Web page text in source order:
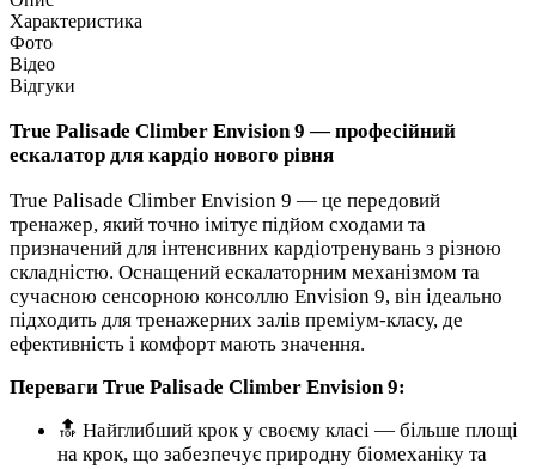
Характеристика
Фото
Відео
Відгуки
True Palisade Climber Envision 9 — професійний
ескалатор для кардіо нового рівня
True Palisade Climber Envision 9 — це передовий
тренажер, який точно імітує підйом сходами та
призначений для інтенсивних кардіотренувань з різною
складністю. Оснащений ескалаторним механізмом та
сучасною сенсорною консоллю Envision 9, він ідеально
підходить для тренажерних залів преміум-класу, де
ефективність і комфорт мають значення.
Переваги True Palisade Climber Envision 9:
🔝 Найглибший крок у своєму класі — більше площі
на крок, що забезпечує природну біомеханіку та